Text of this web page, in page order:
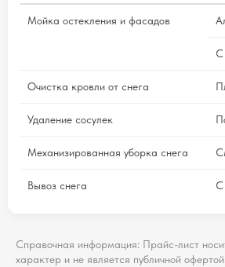
Мойка остекления и фасадов
С
Очистка кровли от снега
Удаление сосулек
Механизированная уборка снега
Вывоз снега С
Справочная информация: Прайс-лист
характер и не является публичной